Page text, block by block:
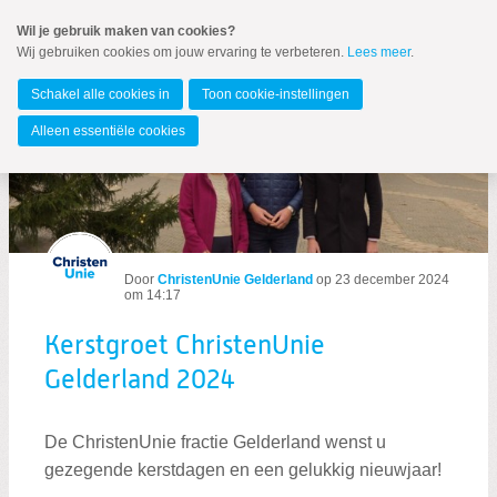
naar
Spring
de
inhoud
Spring
naar
hoofdmenu
Gelderland
MENU
Zoeken:
Door ChristenUnie Gelderland op 23 december 2024
om 14:17
Kerstgroet ChristenUnie
Gelderland 2024
De ChristenUnie fractie Gelderland wenst u
gezegende kerstdagen en een gelukkig nieuwjaar!
Wil je gebruik maken van cookies?
Wij gebruiken cookies om jouw ervaring te verbeteren. Lees meer.
Schakel alle cookies in Toon cookie-instellingen
Alleen essentiële cookies